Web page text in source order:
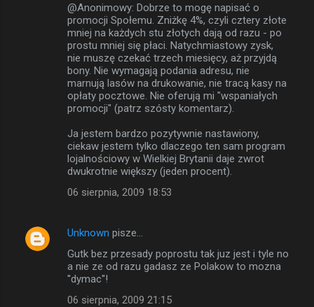
@Anonimowy: Dobrze to mogę napisać o
promocji Społemu. Zniżkę 4%, czyli cztery złote
mniej na każdych stu złotych dają od razu - po
prostu mniej się płaci. Natychmiastowy zysk,
nie muszę czekać trzech miesięcy, aż przyjdą
bony. Nie wymagają podania adresu, nie
marnują lasów na drukowanie, nie tracą kasy na
opłaty pocztowe. Nie oferują mi "wspaniałych
promocji" (patrz szósty komentarz).
Ja jestem bardzo pozytywnie nastawiony,
ciekaw jestem tylko dlaczego ten sam program
lojalnościowy w Wielkiej Brytanii daje zwrot
dwukrotnie większy (jeden procent).
06 sierpnia, 2009 18:53
Unknown pisze…
Gutk bez przesady poprostu tak juz jest i tyle no
a nie ze od razu gadasz ze Polakow to mozna
''dymac''!
06 sierpnia, 2009 21:15